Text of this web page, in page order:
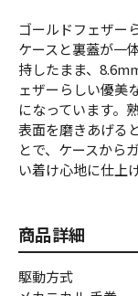
ゴールドフェザー
ケースと裏蓋が一
持したまま、
ェザーらしい優美
になっています。
表面を磨きあげる
とで、ケースから
い着け心地に仕上
商品詳細
駆動方式